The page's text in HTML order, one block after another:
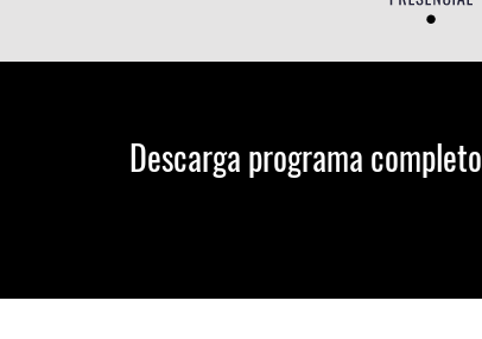
Descarga programa completo